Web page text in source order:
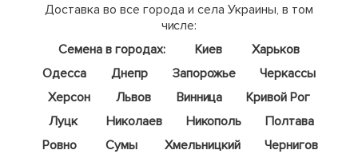
Доставка во все города и села Украины, в том
числе:
Семена в городах:
Киев
Харьков
Одесса
Днепр Запорожье
Черкассы
Херсон
Львов Винница
Кривой Рог
Луцк
Николаев Никополь
Полтава
Ровно
Сумы Хмельницкий
Чернигов